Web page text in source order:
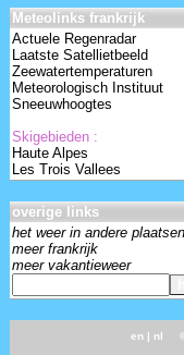
Meteolinks frankrijk
Actuele Regenradar
Laatste Satellietbeeld
Zeewatertemperaturen
Meteorologisch Instituut
Sneeuwhoogtes
Skigebieden :
Haute Alpes
Les Trois Vallees
overige links
het weer in andere
meer frankrijk
meer vakantieweer
en | nl